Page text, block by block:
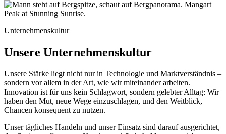
Unternehmenskultur
Unsere Unternehmenskultur
Unsere Stärke liegt nicht nur in Technologie und Marktverständnis –
sondern vor allem in der Art, wie wir miteinander arbeiten.
Innovation ist für uns kein Schlagwort, sondern gelebter Alltag: Wir
haben den Mut, neue Wege einzuschlagen, und den Weitblick,
Chancen konsequent zu nutzen.
Unser tägliches Handeln und unser Einsatz sind darauf ausgerichtet,